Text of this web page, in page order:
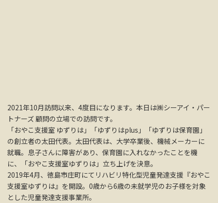
2021年10月訪問以来、4度目になります。本日は㈱シーアイ・パー
トナーズ 顧問の立場での訪問です。
「おやこ支援室 ゆずりは」「ゆずりはplus」「ゆずりは保育園」
の創立者の太田代表。太田代表は、大学卒業後、機械メーカーに
就職。息子さんに障害があり、保育園に入れなかったことを機
に、「おやこ支援室ゆずりは」立ち上げを決意。
2019年4月、徳島市庄町にてリハビリ特化型児童発達支援『おやこ
支援室ゆずりは』を開設。0歳から6歳の未就学児のお子様を対象
とした児童発達支援事業所。